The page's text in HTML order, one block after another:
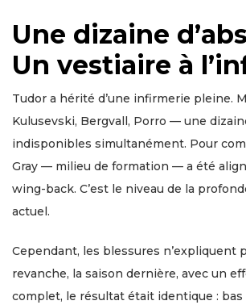
Une dizaine
Un vestiaire à
Tudor a hérité d’une infirmerie pleine.
Kulusevski, Bergvall, Porro — une
indisponibles simultanément. Pour
Gray — milieu de formation — a été
wing-back. C’est le niveau de la
actuel.
Cependant, les blessures n’expliquent
revanche, la saison dernière, avec un
complet, le résultat était identique : bas